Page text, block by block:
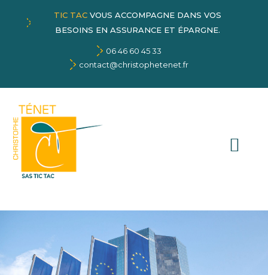
TIC TACVOUS ACCOMPAGNE DANS VOS
BESOINS EN ASSURANCE ET ÉPARGNE.
06 46 60 45 33
contact@christophetenet.fr